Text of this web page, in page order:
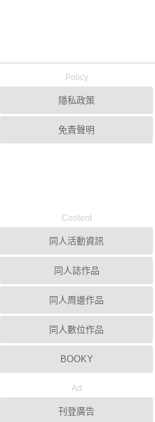
Policy
隱私政策
免責聲明
Content
同人活動資訊
同人誌作品
同人周邊作品
同人數位作品
BOOKY
Ad
刊登廣告